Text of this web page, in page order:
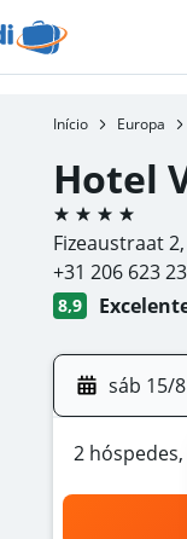
Início Europa
Hotel
4 estrelas
Fizeaustraat
+31 206 623
8,9
sáb 15/8
2 hóspedes,